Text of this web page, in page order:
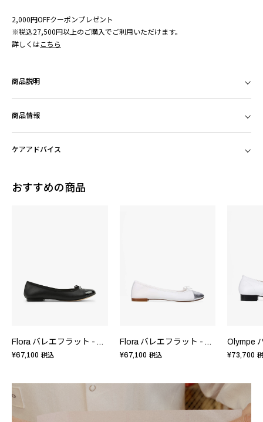
2,000円OFFクーポンプレゼント
※税込27,500円以上のご購入でご利用いただけます。
詳しくはこちら
商品説明
商品情報
ケアアドバイス
おすすめの商品
Flora バレエフラット - EUサイズ
¥67,100 税込
Flora バレエフラット - EUサイズ
¥67,100 税込 ¥73,700